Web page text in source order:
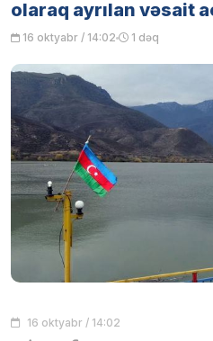
olaraq ayrılan vəsait
16 oktyabr / 14:02 1 dəq
16 oktyabr / 14:02